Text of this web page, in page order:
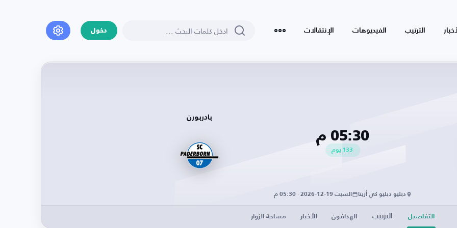
الترتيب الفيديوهات الإنتقالات دخول
05:30 م
133 يوم
بادربورن
دبليو دبليو كي أرينا السبت 19-12-2026 · 05:30 م
التفاصيل الترتيب الهدافون الأخبار مساحة الزوار